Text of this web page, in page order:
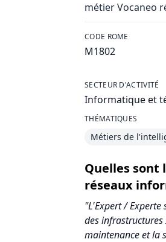
métier Vocaneo
CODE ROME
M1802
SECTEUR D'ACTIVITÉ
Informatique et
THÉMATIQUES
Métiers de
Quelles sont
réseaux
"L'Expert /
des infrastructures
maintenance et la